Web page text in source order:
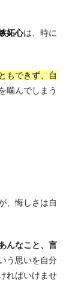
妬心は、時に
もできず、自
噛んでしまう
、悔しさは自
んなこと、言
う思いを自分
ればいけませ